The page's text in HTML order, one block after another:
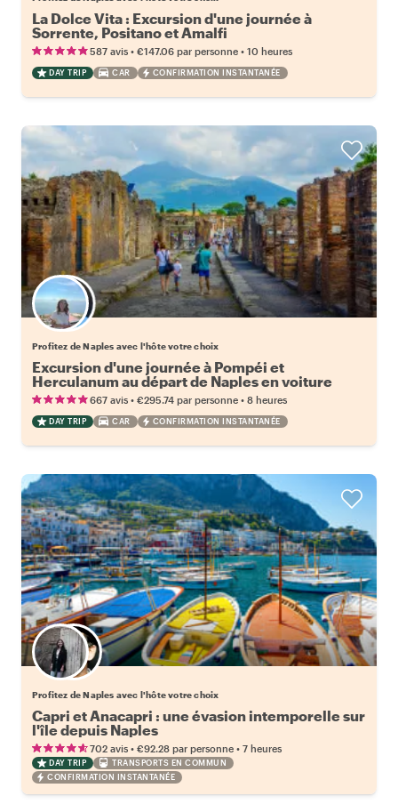
La Dolce Vita : Excursion d'une journée à
Sorrente, Positano et Amalfi
587 avis • €147.06 par personne • 10 heures
DAY TRIP CAR CONFIRMATION INSTANTANÉE
Choisissez votre local favori
Profitez de Naples avec l'hôte votre choix
Excursion d'une journée à Pompéi et
Herculanum au départ de Naples en voiture
667 avis • €295.74 par personne • 8 heures
DAY TRIP CAR CONFIRMATION INSTANTANÉE
Choisissez votre local favori
Profitez de Naples avec l'hôte votre choix
Capri et Anacapri : une évasion intemporelle sur
l'île depuis Naples
702 avis • €92.28 par personne • 7 heures
DAY TRIP
TRANSPORTS EN COMMUN
CONFIRMATION INSTANTANÉE